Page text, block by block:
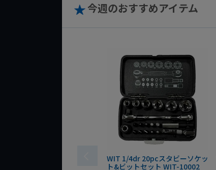
今週のおすすめアイテム
WIT 1/4dr 20pcスタビーソケッ
ト&ビットセット WIT-10002